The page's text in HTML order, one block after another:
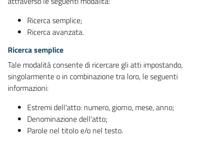
Ricerca semplice;
Ricerca avanzata.
Ricerca semplice
Tale modalità consente di ricercare gli atti impostando,
singolarmente o in combinazione tra loro, le seguenti
informazioni:
Estremi dell'atto: numero, giorno, mese, anno;
Denominazione dell'atto;
Parole nel titolo e/o nel testo.